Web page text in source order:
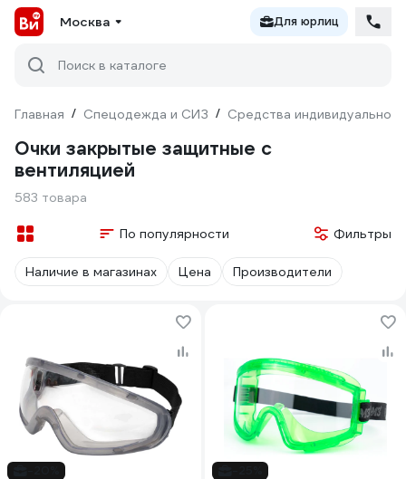
Москва Для юрлиц
Поиск в каталоге
Главная / Спецодежда и СИЗ / Средства индивидуальной
Очки закрытые защитные с
вентиляцией
583 товара
По популярности Фильтры
Наличие в магазинах Цена Производители